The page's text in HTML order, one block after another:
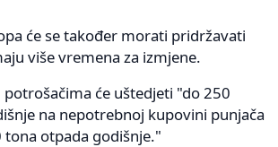
će se također morati pridržavati
više vremena za izmjene.
potrošačima će uštedjeti "do 250
na nepotrebnoj kupovini punjača
otpada godišnje."